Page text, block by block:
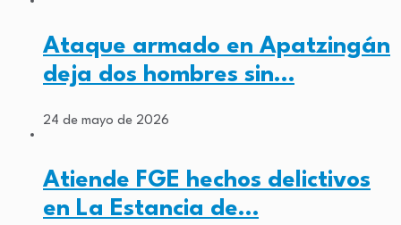
Ataque armado en Apatzingán
deja dos hombres sin…
24 de mayo de 2026
Atiende FGE hechos delictivos
en La Estancia de…